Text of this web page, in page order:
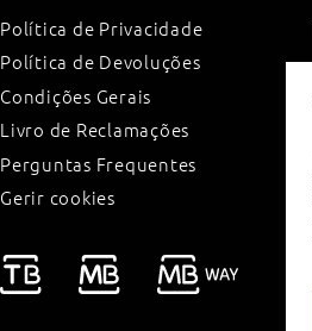
Política de Privacidade
Política de Devoluções
Condições Gerais
Livro de Reclamações
Perguntas Frequentes
Gerir cookies